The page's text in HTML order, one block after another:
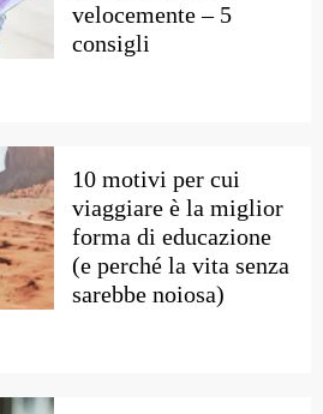
velocemente – 5
consigli
10 motivi per cui
viaggiare è la miglior
forma di educazione
(e perché la vita senza
sarebbe noiosa)